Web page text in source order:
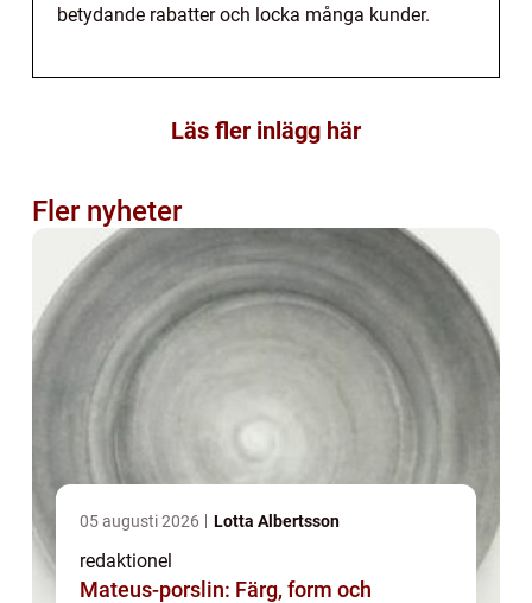
betydande rabatter och locka många kunder.
Läs fler inlägg här
Fler nyheter
05 augusti 2026 Lotta Albertsson
redaktionel
Mateus-porslin: Färg, form och